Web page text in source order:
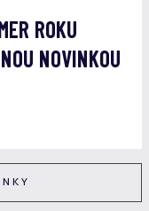
ROKU
NOVINKOU